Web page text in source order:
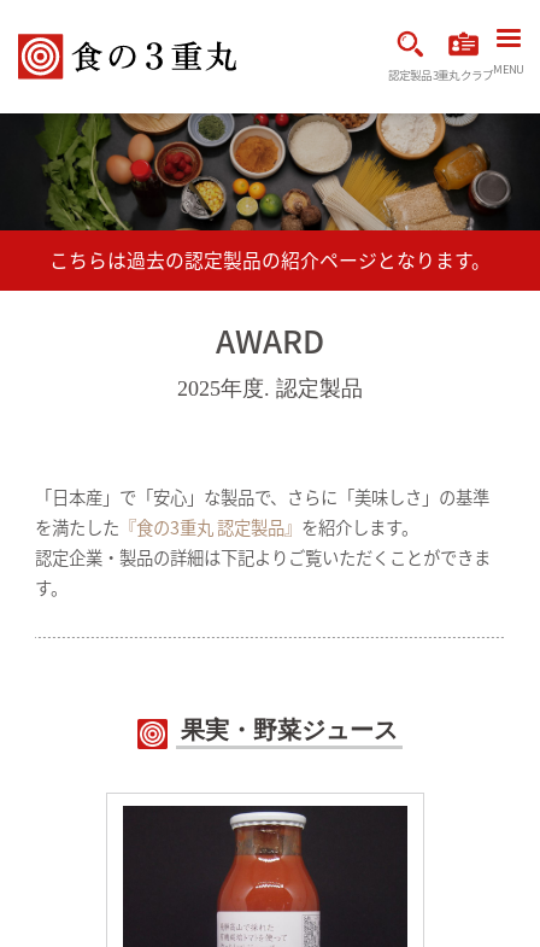
認定製品3重丸クラブMENU
AWARD
2025年度. 認定製品
「日本産」で「安心」な製品で、さらに「美味しさ」の基準
を満たした 『食の3重丸 認定製品』 を紹介します。
認定企業・製品の詳細は下記よりご覧いただくことができま
す。
果実・野菜ジュース